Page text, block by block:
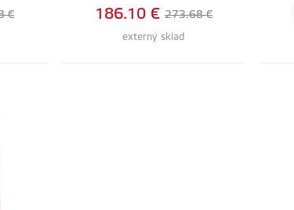
€
externý sklad
186.10 € 273.68 €